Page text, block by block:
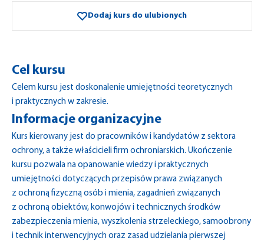
Dodaj kurs do ulubionych
Cel kursu
Celem kursu jest doskonalenie umiejętności teoretycznych
i praktycznych w zakresie.
Informacje organizacyjne
Kurs kierowany jest do pracowników i kandydatów z sektora
ochrony, a także właścicieli firm ochroniarskich. Ukończenie
kursu pozwala na opanowanie wiedzy i praktycznych
umiejętności dotyczących przepisów prawa związanych
z ochroną fizyczną osób i mienia, zagadnień związanych
z ochroną obiektów, konwojów i technicznych środków
zabezpieczenia mienia, wyszkolenia strzeleckiego, samoobrony
i technik interwencyjnych oraz zasad udzielania pierwszej